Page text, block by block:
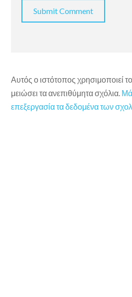
Αυτός ο ιστότοπος χρησιμοποιεί
μειώσει τα ανεπιθύμητα σχόλια.
επεξεργασία τα δεδομένα των